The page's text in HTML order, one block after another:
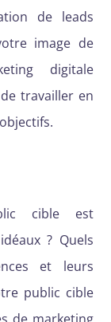
de leads
image de
digitale
travailler en
cible est
? Quels
et leurs
public cible